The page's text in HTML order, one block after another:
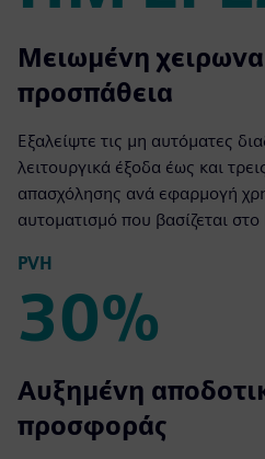
3 ΕΡΓΆΣΙΜΕΣ
Μειωμένη
προσπάθεια
Εξαλείψτε τις μη αυτόματες
λειτουργικά έξοδα έως και
απασχόλησης ανά εφαρμογή
αυτοματισμό που βασίζεται
PVH
30%
30%
Αυξημένη
προσφοράς